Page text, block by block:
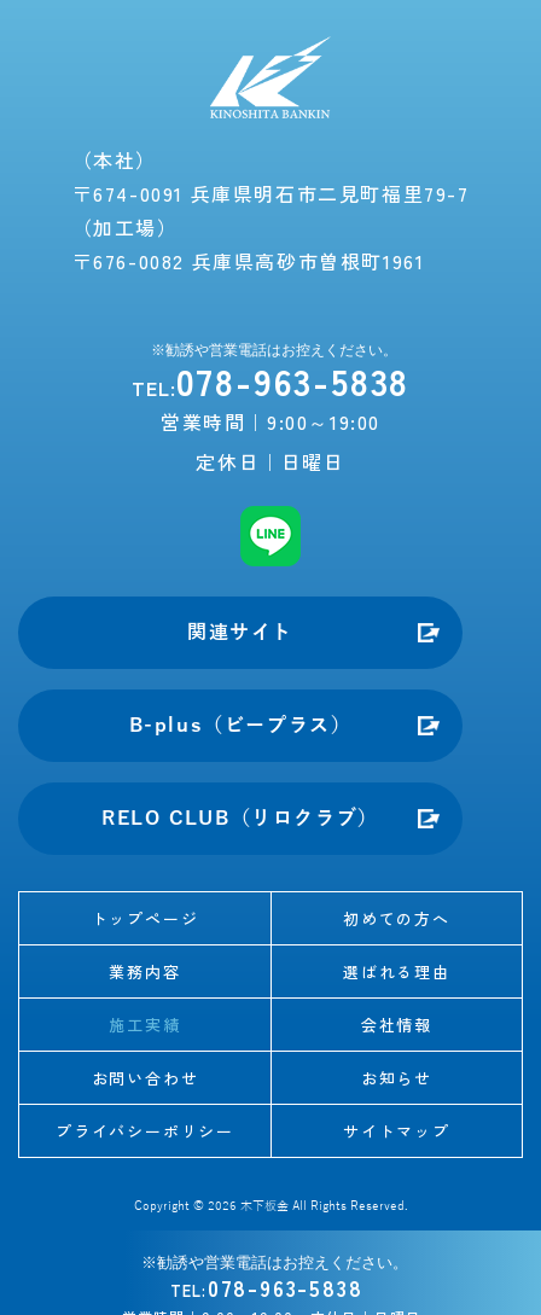
TEL: 078-963-5838
（本社）
〒674-0091 兵庫県明石市二見町福里79-7
（加工場）
〒676-0082 兵庫県高砂市曽根町1961
TEL:078-963-5838
営業時間｜9:00～19:00
定休日｜日曜日
関連サイト
B-plus（ビープラス）
RELO CLUB（リロクラブ）
トップページ 初めての方へ
業務内容 選ばれる理由
施工実績 会社情報
お問い合わせ お知らせ
プライバシーポリシー サイトマップ
Copyright © 2026 木下板金All Rights Reserved.